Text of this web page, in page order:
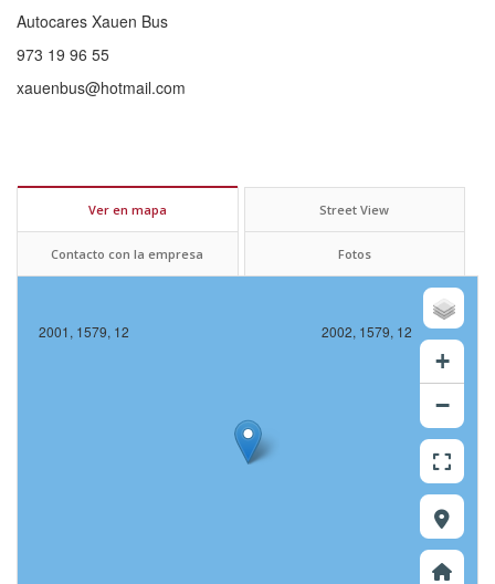
Autocares Xauen Bus
973 19 96 55
xauenbus@hotmail.com
Ver en mapa Street View
Contacto con la empresa Fotos
2001, 1579, 12
2001, 1578, 12
2002, 1579, 12
+
−